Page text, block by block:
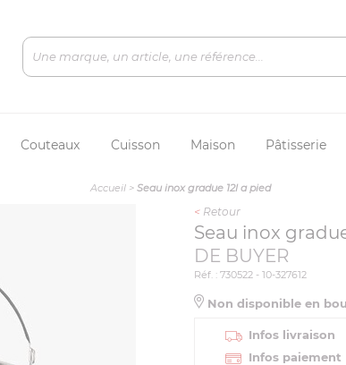
Couteaux Cuisson Maison Pâtisserie
Accueil > Seau inox gradue 12l a pied
< Retour
Seau inox
DE BUYER
Réf. : 730522 - 10-327612
Non disponible en
Infos livraison
Infos paiement